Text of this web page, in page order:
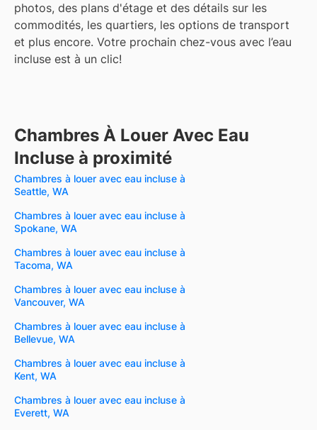
photos, des plans d'étage et des détails sur les
commodités, les quartiers, les options de transport
et plus encore. Votre prochain chez-vous avec l’eau
incluse est à un clic!
Chambres À Louer Avec Eau
Incluse à proximité
Chambres à louer avec eau incluse à
Seattle, WA
Chambres à louer avec eau incluse à
Spokane, WA
Chambres à louer avec eau incluse à
Tacoma, WA
Chambres à louer avec eau incluse à
Vancouver, WA
Chambres à louer avec eau incluse à
Bellevue, WA
Chambres à louer avec eau incluse à
Kent, WA
Chambres à louer avec eau incluse à
Everett, WA